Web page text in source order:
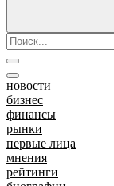
новости
бизнес
финансы
рынки
первые лица
мнения
рейтинги